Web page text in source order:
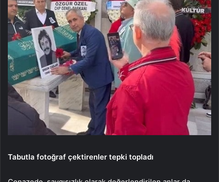
Tabutla fotoğraf çektirenler tepki topladı